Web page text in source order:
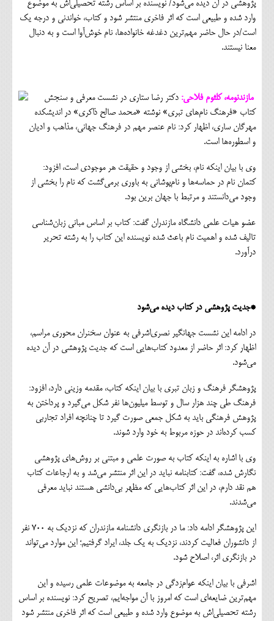
فرهنگی و هنری
اقتصادی
خانه
پژوهشی در آن دیده می‌شود/ نویسنده بر اساس رشته تحصیلی‌اش به موضوع
وارد شده و طبیعی است که اثر فاخری منتشر شود و کتاب، خواندنی و درجه یک
است/در حال حاضر مهم‌ترین دغدغه خانواده‌ها، نام خوش‌آوا است و به دنبال
معنا نیستند.
مازندنومه، کلثوم فلاحی: دکتر رضا ستاری در نشست معرفی و سنجش
کتاب «فرهنگ نام‌های تبری» نوشته «محمد صالح ذاکری» در اندیشکده
مهرگان ساری، اظهار کرد: نام عنصر مهم در فرهنگ جهانی، مذاهب و ادیان
و اسطوره‌ها است.
وی با بیان اینکه نام، بخشی از وجود و حقیقت هر موجودی است، افزود:
کتمان نام در حماسه‌ها و نام‌پوشانی به باوری برمی‌گشت که نام را بخشی از
وجود می‌دانستند و مرتبط با جهان برین بود.
عضو هیات علمی دانشگاه مازندران گفت: کتاب بر اساس مبانی زبان‌شناسی
تالیف شده و اهمیت نام باعث شده نویسنده این کتاب را به رشته تحریر
درآورد.
*جدیت پژوهشی در کتاب دیده می‌شود
در ادامه این نشست جهانگیر نصری‌اشرفی به عنوان سخنران محوری مراسم،
اظهار کرد: اثر حاضر از معدود کتاب‌هایی است که جدیت پژوهشی در آن دیده
می‌شود.
پژوهشگر فرهنگ و زبان تبری با بیان اینکه کتاب، مقدمه وزینی دارد، افزود:
فرهنگ طی چند هزار سال و توسط میلیون‌ها نفر شکل می‌گیرد و پرداختن به
پژوهش فرهنگی باید به شکل جمعی صورت گیرد تا چنانچه افراد تجاربی
کسب کرده‌اند در حوزه مربوط به خود وارد شوند.
وی با اشاره به اینکه کتاب به صورت علمی و مبتنی بر روش‌های پژوهشی
نگارش شده، گفت: کتابنامه نباید در این اثر منتشر می‌شد و به ارجاعات کتاب
هم نقد دارم، در این اثر کتاب‌هایی که مظهر بی‌دانشی هستند نباید معرفی
می‌شدند.
این پژوهشگر ادامه داد: ما در بازنگری دانشنامه مازندران که نزدیک به 700 نفر
از دانشوران فعالیت کردند، نزدیک به یک جلد، ایراد گرفتیم؛ این موارد می‌تواند
در بازنگری اثر، اصلاح شود.
اشرفی با بیان اینکه عوام‌زدگی در جامعه به موضوعات علمی رسیده و این
مهم‌ترین ضایعه‌ای است که امروز با آن مواجه‌ایم، تصریح کرد: نویسنده بر اساس
رشته تحصیلی‌اش به موضوع وارد شده و طبیعی است که اثر فاخری منتشر شود